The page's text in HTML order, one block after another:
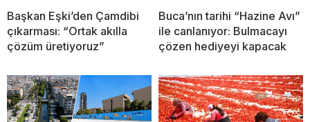
Başkan Eşki’den Çamdibi
çıkarması: “Ortak akılla
çözüm üretiyoruz”
Buca’nın tarihi “Hazine Avı”
ile canlanıyor: Bulmacayı
çözen hediyeyi kapacak